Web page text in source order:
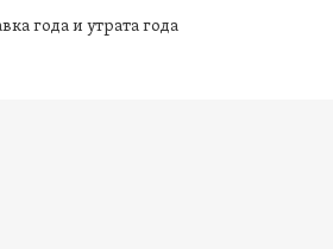
года и утрата года